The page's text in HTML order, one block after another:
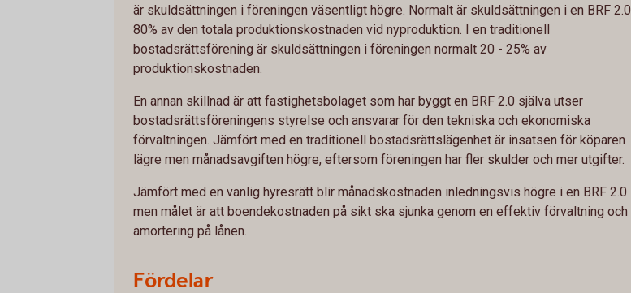
är skuldsättningen i föreningen väsentligt högre. Normalt är skuldsättningen i en BRF 2.0
80% av den totala produktionskostnaden vid nyproduktion. I en traditionell
bostadsrättsförening är skuldsättningen i föreningen normalt 20 - 25% av
produktionskostnaden.
En annan skillnad är att fastighetsbolaget som har byggt en BRF 2.0 själva utser
bostadsrättsföreningens styrelse och ansvarar för den tekniska och ekonomiska
förvaltningen. Jämfört med en traditionell bostadsrättslägenhet är insatsen för köparen
lägre men månadsavgiften högre, eftersom föreningen har fler skulder och mer utgifter.
Jämfört med en vanlig hyresrätt blir månadskostnaden inledningsvis högre i en BRF 2.0
men målet är att boendekostnaden på sikt ska sjunka genom en effektiv förvaltning och
amortering på lånen.
Fördelar